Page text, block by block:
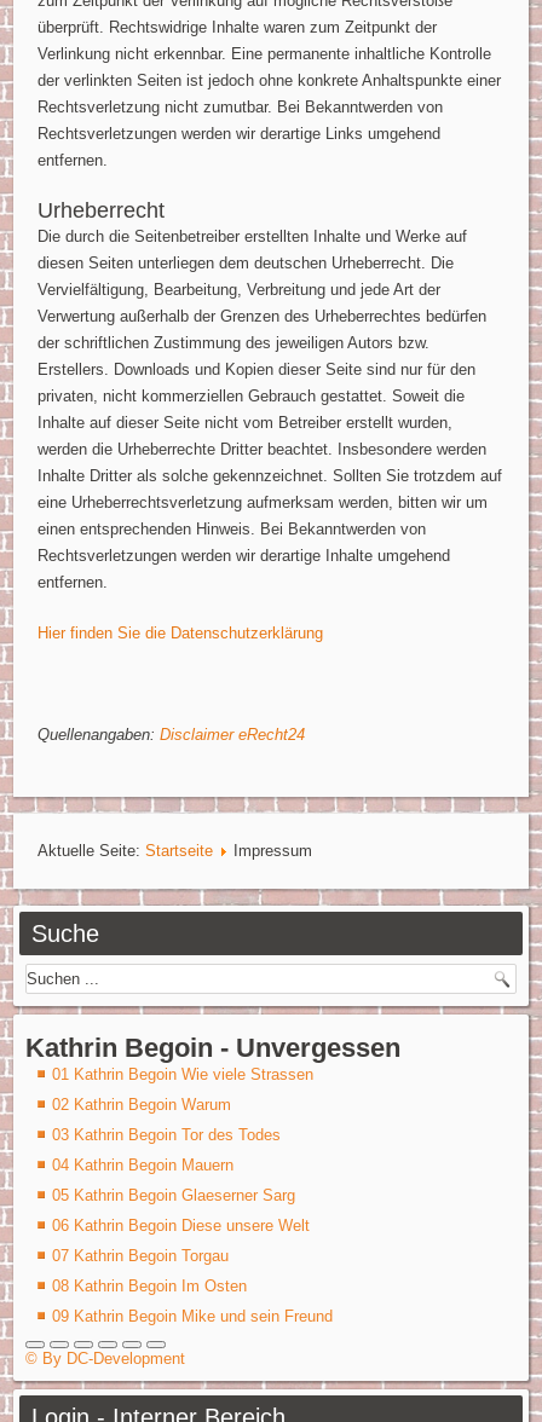
überprüft. Rechtswidrige Inhalte waren zum Zeitpunkt der
Verlinkung nicht erkennbar. Eine permanente inhaltliche Kontrolle
der verlinkten Seiten ist jedoch ohne konkrete Anhaltspunkte einer
Rechtsverletzung nicht zumutbar. Bei Bekanntwerden von
Rechtsverletzungen werden wir derartige Links umgehend
entfernen.
Urheberrecht
Die durch die Seitenbetreiber erstellten Inhalte und Werke auf
diesen Seiten unterliegen dem deutschen Urheberrecht. Die
Vervielfältigung, Bearbeitung, Verbreitung und jede Art der
Verwertung außerhalb der Grenzen des Urheberrechtes bedürfen
der schriftlichen Zustimmung des jeweiligen Autors bzw.
Erstellers. Downloads und Kopien dieser Seite sind nur für den
privaten, nicht kommerziellen Gebrauch gestattet. Soweit die
Inhalte auf dieser Seite nicht vom Betreiber erstellt wurden,
werden die Urheberrechte Dritter beachtet. Insbesondere werden
Inhalte Dritter als solche gekennzeichnet. Sollten Sie trotzdem auf
eine Urheberrechtsverletzung aufmerksam werden, bitten wir um
einen entsprechenden Hinweis. Bei Bekanntwerden von
Rechtsverletzungen werden wir derartige Inhalte umgehend
entfernen.
Hier finden Sie die Datenschutzerklärung
Quellenangaben:Disclaimer eRecht24
Aktuelle Seite:Startseite Impressum
Suche
Kathrin Begoin - Unvergessen
01 Kathrin Begoin Wie viele Strassen
02 Kathrin Begoin Warum
03 Kathrin Begoin Tor des Todes
04 Kathrin Begoin Mauern
05 Kathrin Begoin Glaeserner Sarg
06 Kathrin Begoin Diese unsere Welt
07 Kathrin Begoin Torgau
08 Kathrin Begoin Im Osten
09 Kathrin Begoin Mike und sein Freund
© By DC-Development